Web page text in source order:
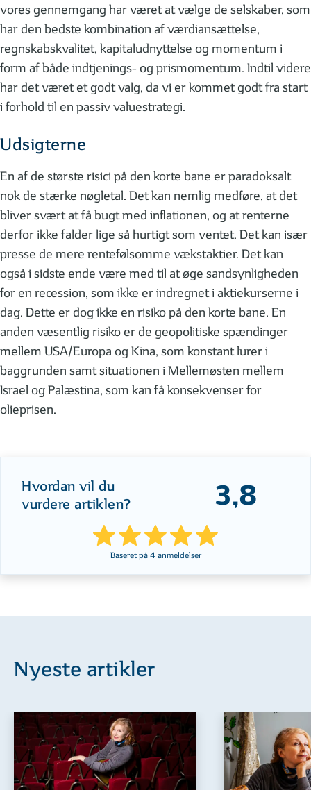
vores gennemgang har været at vælge de selskaber, som
har den bedste kombination af værdiansættelse,
regnskabskvalitet, kapitaludnyttelse og momentum i
form af både indtjenings- og prismomentum. Indtil videre
har det været et godt valg, da vi er kommet godt fra start
i forhold til en passiv valuestrategi.
Udsigterne
En af de største risici på den korte bane er paradoksalt
nok de stærke nøgletal. Det kan nemlig medføre, at det
bliver svært at få bugt med inflationen, og at renterne
derfor ikke falder lige så hurtigt som ventet. Det kan især
presse de mere rentefølsomme vækstaktier. Det kan
også i sidste ende være med til at øge sandsynligheden
for en recession, som ikke er indregnet i aktiekurserne i
dag. Dette er dog ikke en risiko på den korte bane. En
anden væsentlig risiko er de geopolitiske spændinger
mellem USA/Europa og Kina, som konstant lurer i
baggrunden samt situationen i Mellemøsten mellem
Israel og Palæstina, som kan få konsekvenser for
olieprisen.
Hvordan vil du
vurdere artiklen?
3,8
Baseret på 4 anmeldelser
Nyeste artikler